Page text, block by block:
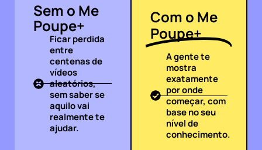
Sem o Me
Poupe+
Ficar perdida
entre
centenas de
vídeos
aleatórios,
sem saber se
aquilo vai
realmente te
ajudar.
Com o Me
Poupe+
A gente te
mostra
exatamente
por onde
começar, com
base no seu
nível de
conhecimento.